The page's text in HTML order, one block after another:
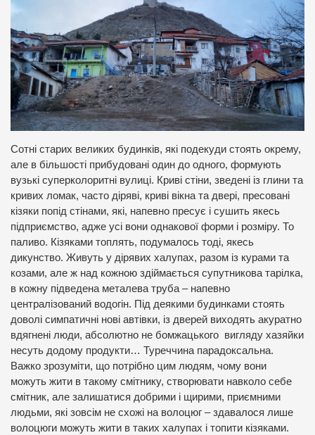
Сотні старих великих будинків, які подекуди стоять окрему,
але в більшості прибудовані один до одного, формують
вузькі суперколоритні вулиці. Криві стіни, зведені із глини та
кривих ломак, часто діряві, криві вікна та двері, пресовані
кізяки попід стінами, які, напевно пресує і сушить якесь
підприємство, адже усі вони однакової форми і розміру. То
паливо. Кізяками топлять, подумалось тоді, якесь
дикунство. Живуть у дірявих халупах, разом із курами та
козами, але ж над кожною здіймається супутникова тарілка,
в кожну підведена металева труба – напевно
централізований водогін. Під деякими будинками стоять
доволі симпатичні нові автівки, із дверей виходять акуратно
вдягнені люди, абсолютно не бомжацького вигляду хазяйки
несуть додому продукти… Туреччина парадоксальна.
Важко зрозуміти, що потрібно цим людям, чому вони
можуть жити в такому смітнику, створювати навколо себе
смітник, але залишатися добрими і щирими, приємними
людьми, які зовсім не схожі на волоцюг – здавалося лише
волоцюги можуть жити в таких халупах і топити кізяками.